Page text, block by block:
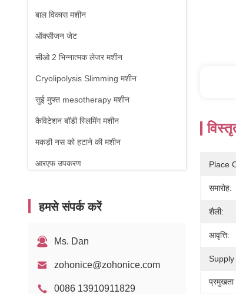
बाल विकास मशीन
ऑक्सीजन जेट
सीओ 2 भिन्नात्मक लेजर मशीन
Cryolipolysis Slimming मशीन
सुई मुफ्त mesotherapy मशीन
कैविटेशन बॉडी स्लिमिंग मशीन
मकड़ी नस को हटाने की मशीन
आरएफ उपकरण
1470nm डायोड लेजर
हमसे संपर्क करें
Ms. Dan
zohonice@zohonice.com
0086 13910911829
Place
समारोह:
शैली:
आवृत्ति:
Supply
प्रमुखता